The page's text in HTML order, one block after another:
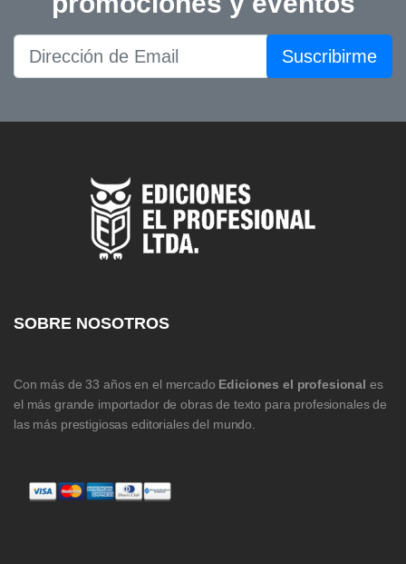
Suscribirme
SOBRE NOSOTROS
Con más de 33 años en el mercado Ediciones el profesional es
el más grande importador de obras de texto para profesionales de
las más prestigiosas editoriales del mundo.